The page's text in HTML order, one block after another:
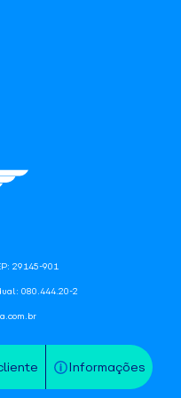
Informações
29145-901
080.444.20-2